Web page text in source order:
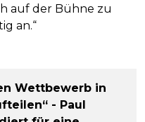
auf der Bühne zu
an.“
Wettbewerb in
- Paul